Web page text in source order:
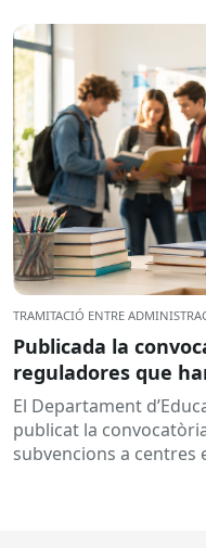
TRAMITACIÓ ENTRE
Publicada la
reguladores que
subvencions a
desenvolupament
inserció, durant el
El Departament
publicat la
subvencions a